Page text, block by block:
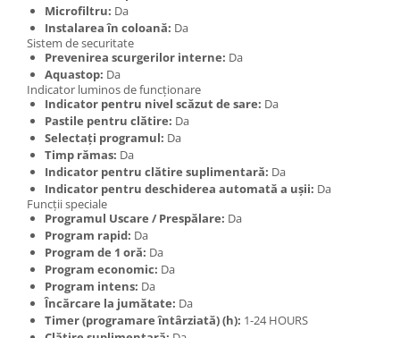
Microfiltru: Da
Instalarea în coloană: Da
Sistem de securitate
Prevenirea scurgerilor interne: Da
Aquastop: Da
Indicator luminos de funcționare
Indicator pentru nivel scăzut de sare: Da
Pastile pentru clătire: Da
Selectați programul: Da
Timp rămas: Da
Indicator pentru clătire suplimentară: Da
Indicator pentru deschiderea automată a ușii: Da
Funcții speciale
Programul Uscare / Prespălare: Da
Program rapid: Da
Program de 1 oră: Da
Program economic: Da
Program intens: Da
Încărcare la jumătate: Da
Timer (programare întârziată) (h): 1-24 HOURS